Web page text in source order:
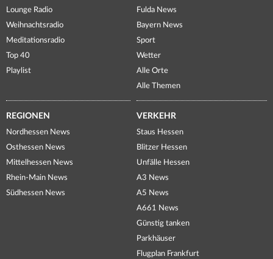
Lounge Radio
Weihnachtsradio
Meditationsradio
Top 40
Playlist
Fulda News
Bayern News
Sport
Wetter
Alle Orte
Alle Themen
REGIONEN
Nordhessen News
Osthessen News
Mittelhessen News
Rhein-Main News
Südhessen News
VERKEHR
Staus Hessen
Blitzer Hessen
Unfälle Hessen
A3 News
A5 News
A661 News
Günstig tanken
Parkhäuser
Flugplan Frankfurt